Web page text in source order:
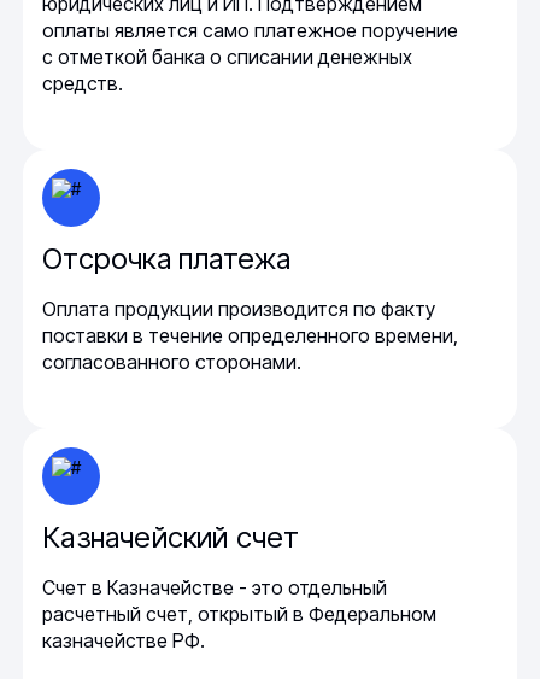
оплаты является само платежное поручение
с отметкой банка о списании денежных
средств.
Отсрочка платежа
Оплата продукции производится по факту
поставки в течение определенного времени,
согласованного сторонами.
Казначейский счет
Счет в Казначействе - это отдельный
расчетный счет, открытый в Федеральном
казначействе РФ.